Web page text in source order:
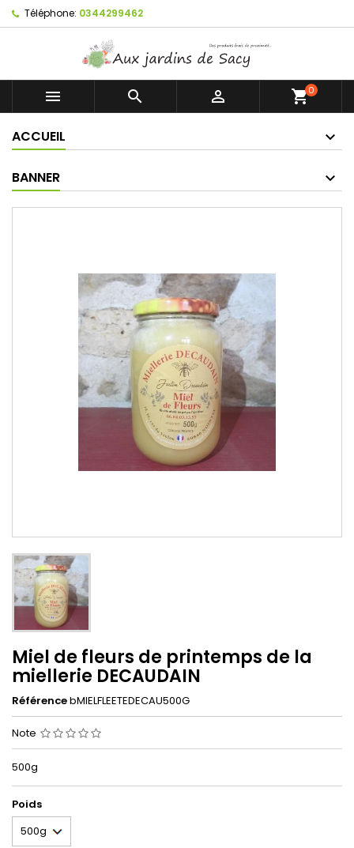
Téléphone: 0344299462
   shopping_cart0
ACCUEIL
BANNER
Miel de fleurs de printemps de la
miellerie DECAUDAIN
RéférencebMIELFLEETEDECAU500G
Note
500g
Poids